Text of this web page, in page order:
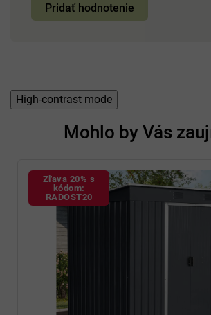
Pridať hodnotenie
High-contrast mode
Mohlo by Vás
Zľava 20% s
kódom:
RADOST20